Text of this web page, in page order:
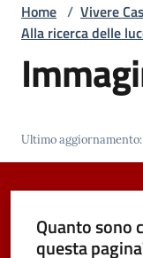
D'ARGENTO
AL MERITO
Amministrazione
Novità
Servizi
Home / Vivere
Alla ricerca delle
Ultimo aggiornamento:
Quanto sono
questa